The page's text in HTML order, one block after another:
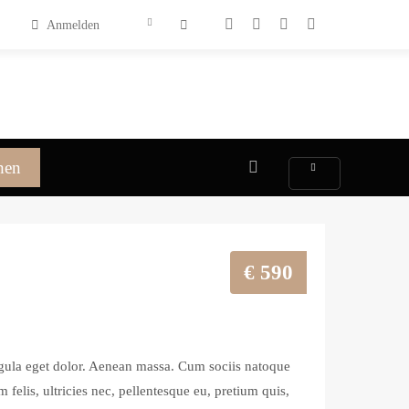
Anmelden
€ 590
eget dolor. Aenean massa. Cum sociis natoque
felis, ultricies nec, pellentesque eu, pretium quis,